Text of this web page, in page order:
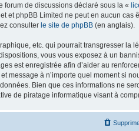
forum de discussions déclaré sous la «
et phpBB Limited ne peut en aucun cas
consulter le site de phpBB (en anglais).
etc. qui pourrait transgresser la
vous vous exposez à un
est enregistrée afin d’aider au
message à n’importe quel moment si
Bien que ces informations ne
de piratage informatique visant à